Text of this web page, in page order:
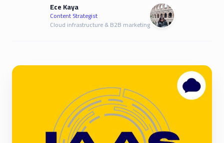
Ece Kaya
Content Strategist
Cloud infrastructure & B2B marketing